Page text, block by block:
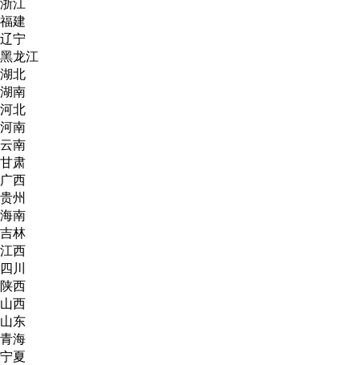
浙江
福建
辽宁
黑龙江
湖北
湖南
河北
河南
云南
甘肃
广西
贵州
海南
吉林
江西
四川
陕西
山西
山东
青海
宁夏